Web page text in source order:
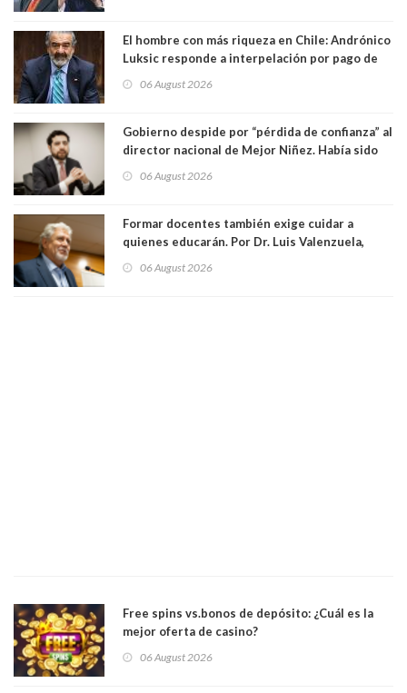
El hombre con más riqueza en Chile: Andrónico
Luksic responde a interpelación por pago de
día que me muera”
06 August 2026
Gobierno despide por “pérdida de confianza” al
director nacional de Mejor Niñez. Había sido
06 August 2026
Formar docentes también exige cuidar a
quienes educarán. Por Dr. Luis Valenzuela,
Académicos U. Católica Silva Henríquez
06 August 2026
Free spins vs.bonos de depósito: ¿Cuál es la
mejor oferta de casino?
06 August 2026